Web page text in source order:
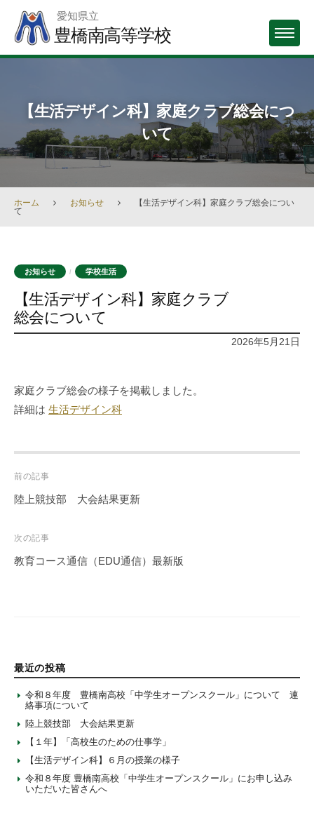
content
愛知県立
豊橋南高等学校 MENU
【生活デザイン科】家庭クラブ総会につ
いて
ホーム お知らせ
【生活デザイン科】家庭クラブ総会につい
て
お知らせ / 学校生活
【生活デザイン科】家庭クラブ
総会について
2026年5月21日
家庭クラブ総会の様子を掲載しました。
詳細は 生活デザイン科
Post
navigation
前の記事
陸上競技部 大会結果更新
次の記事
教育コース通信（EDU通信）最新版
最近の投稿
令和８年度 豊橋南高校「中学生オープンスクール」について 連
絡事項について
陸上競技部 大会結果更新
【１年】「高校生のための仕事学」
【生活デザイン科】６月の授業の様子
令和８年度 豊橋南高校「中学生オープンスクール」にお申し込み
いただいた皆さんへ